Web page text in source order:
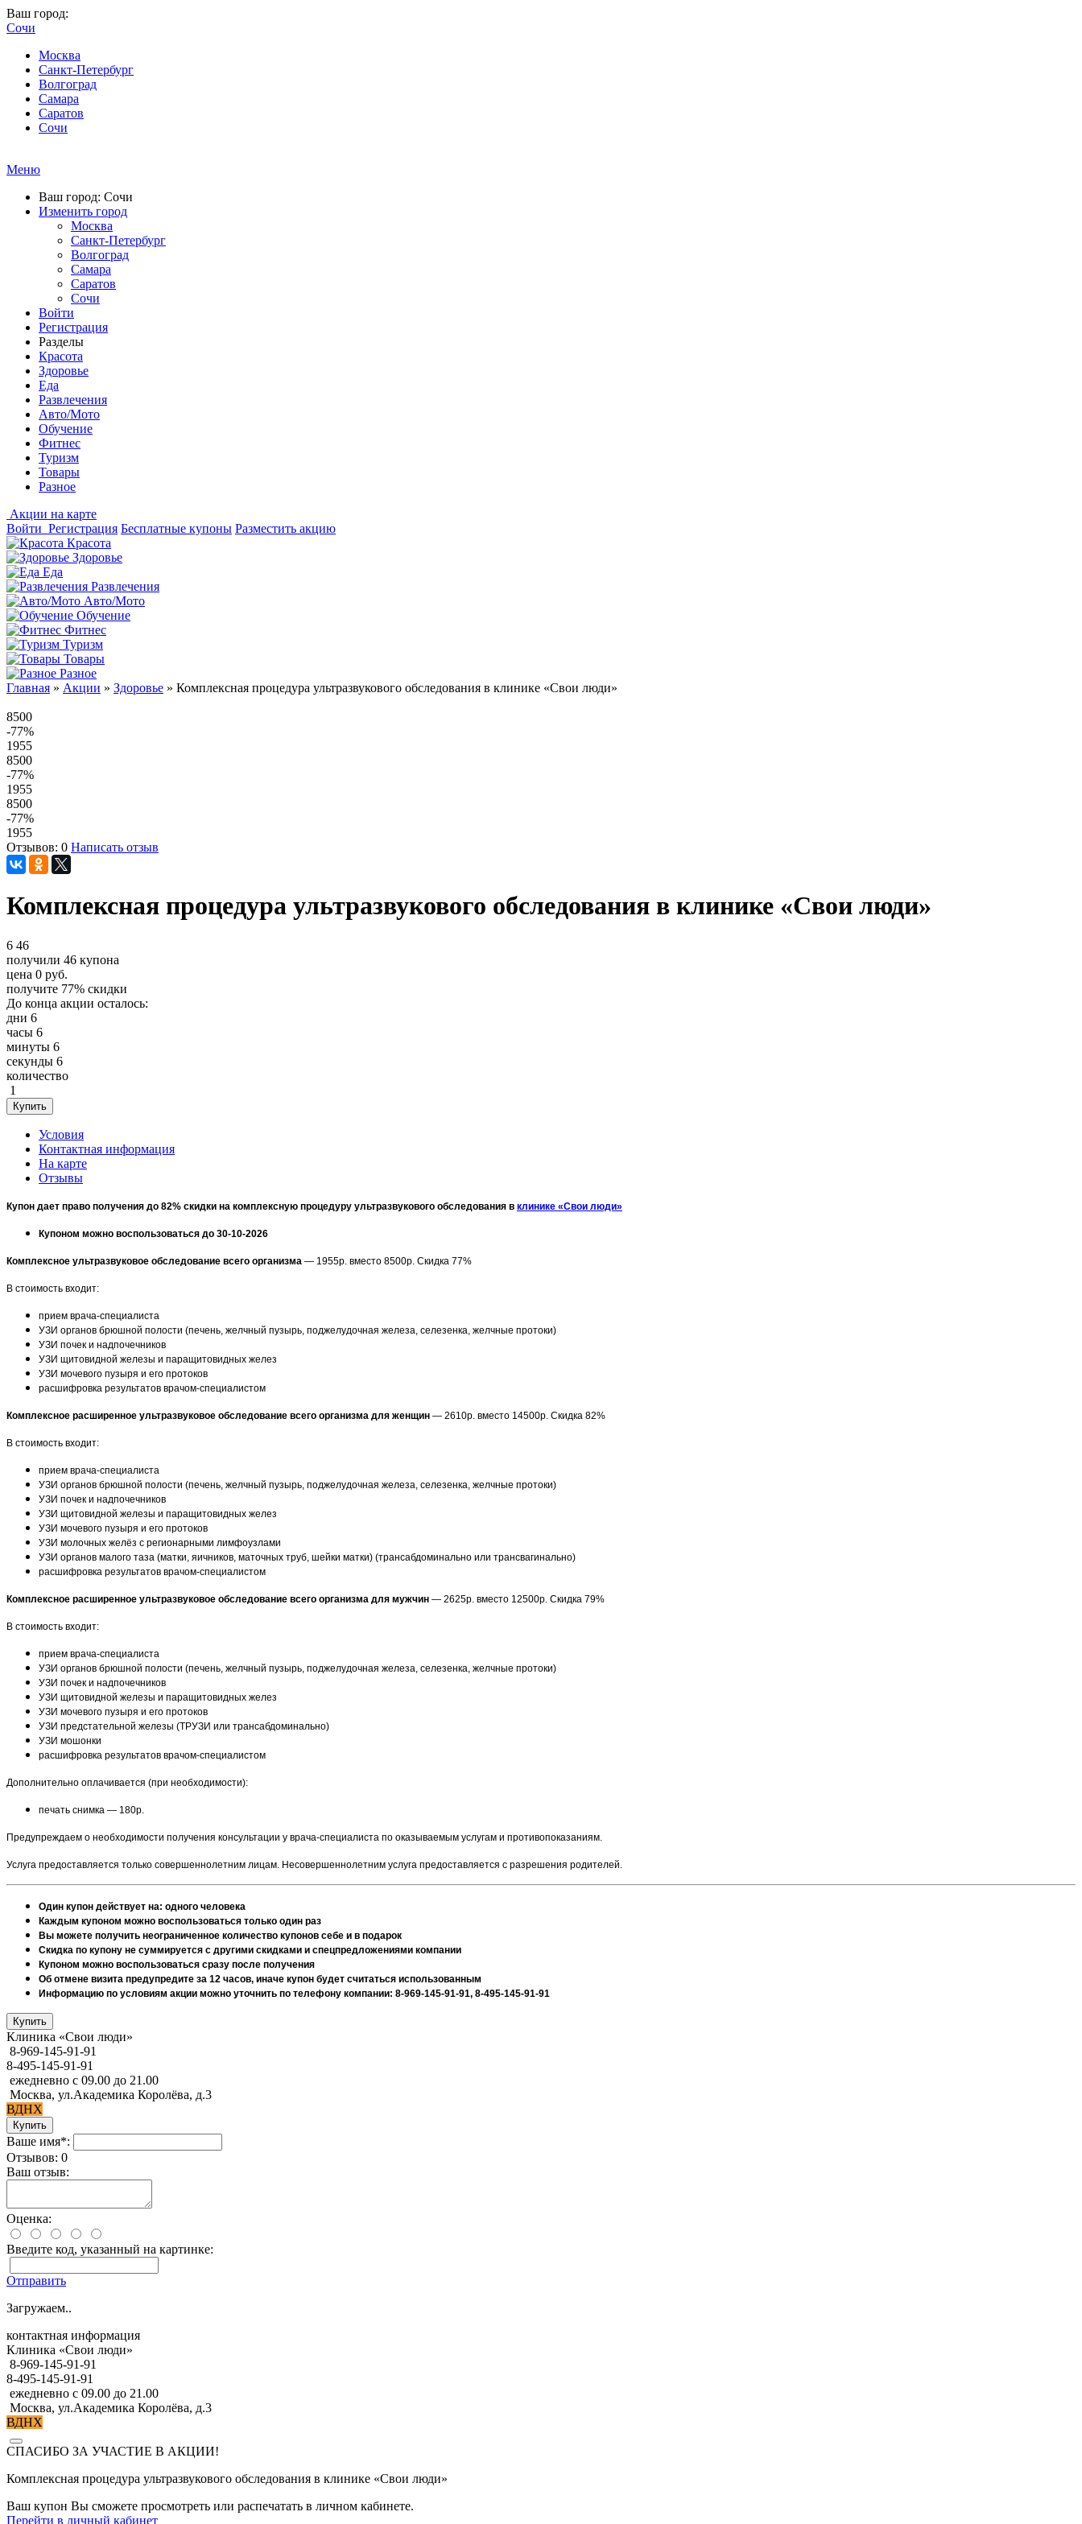
Ваш город:
Сочи
Москва
Санкт-Петербург
Волгоград
Самара
Саратов
Сочи
Меню
Ваш город: Сочи
Изменить город
Москва
Санкт-Петербург
Волгоград
Самара
Саратов
Сочи
Войти
Регистрация
Разделы
Красота
Здоровье
Еда
Развлечения
Авто/Мото
Обучение
Фитнес
Туризм
Товары
Разное
Акции на карте
Войти Регистрация Бесплатные купоны Разместить акцию
Красота
Здоровье
Еда
Развлечения
Авто/Мото
Обучение
Фитнес
Туризм
Товары
Разное
Главная » Акции » Здоровье » Комплексная процедура ультразвукового обследования в клинике «Свои люди»
8500
-77%
1955
8500
-77%
1955
8500
-77%
1955
Отзывов: 0 Написать отзыв
Комплексная процедура ультразвукового обследования в клинике «Свои люди»
6 46
получили 46 купона
цена 0 руб.
получите 77% скидки
До конца акции осталось:
дни 6
часы 6
минуты 6
секунды 6
количество
1
Условия
Контактная информация
На карте
Отзывы
Купон дает право получения до 82% скидки на комплексную процедуру ультразвукового обследования в клинике «Свои люди»
Купоном можно воспользоваться до 30-10-2026
Комплексное ультразвуковое обследование всего организма — 1955р. вместо 8500р. Скидка 77%
В стоимость входит:
прием врача-специалиста
УЗИ органов брюшной полости (печень, желчный пузырь, поджелудочная железа, селезенка, желчные протоки)
УЗИ почек и надпочечников
УЗИ щитовидной железы и паращитовидных желез
УЗИ мочевого пузыря и его протоков
расшифровка результатов врачом-специалистом
Комплексное расширенное ультразвуковое обследование всего организма для женщин — 2610р. вместо 14500р. Скидка 82%
В стоимость входит:
прием врача-специалиста
УЗИ органов брюшной полости (печень, желчный пузырь, поджелудочная железа, селезенка, желчные протоки)
УЗИ почек и надпочечников
УЗИ щитовидной железы и паращитовидных желез
УЗИ мочевого пузыря и его протоков
УЗИ молочных желёз с регионарными лимфоузлами
УЗИ органов малого таза (матки, яичников, маточных труб, шейки матки) (трансабдоминально или трансвагинально)
расшифровка результатов врачом-специалистом
Комплексное расширенное ультразвуковое обследование всего организма для мужчин — 2625р. вместо 12500р. Скидка 79%
В стоимость входит:
прием врача-специалиста
УЗИ органов брюшной полости (печень, желчный пузырь, поджелудочная железа, селезенка, желчные протоки)
УЗИ почек и надпочечников
УЗИ щитовидной железы и паращитовидных желез
УЗИ мочевого пузыря и его протоков
УЗИ предстательной железы (ТРУЗИ или трансабдоминально)
УЗИ мошонки
расшифровка результатов врачом-специалистом
Дополнительно оплачивается (при необходимости):
печать снимка — 180р.
Предупреждаем о необходимости получения консультации у врача-специалиста по оказываемым услугам и противопоказаниям.
Услуга предоставляется только совершеннолетним лицам. Несовершеннолетним услуга предоставляется с разрешения родителей.
Один купон действует на: одного человека
Каждым купоном можно воспользоваться только один раз
Вы можете получить неограниченное количество купонов себе и в подарок
Скидка по купону не суммируется с другими скидками и спецпредложениями компании
Купоном можно воспользоваться сразу после получения
Об отмене визита предупредите за 12 часов, иначе купон будет считаться использованным
Информацию по условиям акции можно уточнить по телефону компании: 8-969-145-91-91, 8-495-145-91-91
Клиника «Свои люди»
8-969-145-91-91
8-495-145-91-91
ежедневно с 09.00 до 21.00
Москва, ул.Академика Королёва, д.3
ВДНХ
Ваше имя*:
Отзывов: 0
Ваш отзыв:
Оценка:
Введите код, указанный на картинке:
Отправить
Загружаем..
контактная информация
Клиника «Свои люди»
8-969-145-91-91
8-495-145-91-91
ежедневно с 09.00 до 21.00
Москва, ул.Академика Королёва, д.3
ВДНХ
СПАСИБО ЗА УЧАСТИЕ В АКЦИИ!
Комплексная процедура ультразвукового обследования в клинике «Свои люди»
Ваш купон Вы сможете просмотреть или распечатать в личном кабинете.
Перейти в личный кабинет